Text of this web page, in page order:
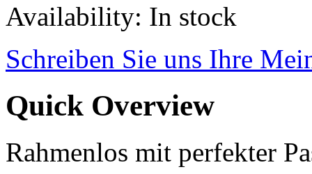
Availability: In stock
Schreiben Sie uns Ihre
Quick Overview
Rahmenlos mit perfekter